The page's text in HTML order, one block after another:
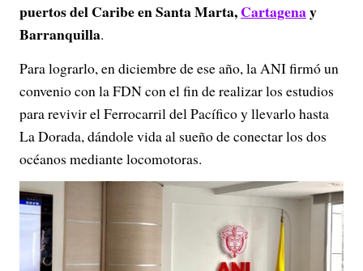
puertos del Caribe en Santa Marta,Cartagenay
Barranquilla.
Para lograrlo, en diciembre de ese año, la ANI firmó un
convenio con la FDN con el fin de realizar los estudios
para revivir el Ferrocarril del Pacífico y llevarlo hasta
La Dorada, dándole vida al sueño de conectar los dos
océanos mediante locomotoras.